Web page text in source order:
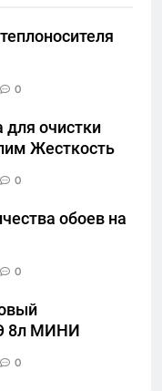
0
для очистки
Жесткость
0
обоев на
0
8л МИНИ
0